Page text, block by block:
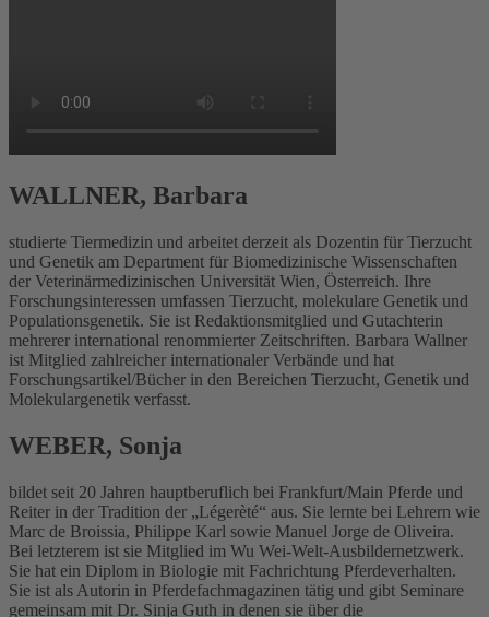
WALLNER, Barbara
studierte Tiermedizin und arbeitet derzeit als Dozentin für Tierzucht
und Genetik am Department für Biomedizinische Wissenschaften
der Veterinärmedizinischen Universität Wien, Österreich. Ihre
Forschungsinteressen umfassen Tierzucht, molekulare Genetik und
Populationsgenetik. Sie ist Redaktionsmitglied und Gutachterin
mehrerer international renommierter Zeitschriften. Barbara Wallner
ist Mitglied zahlreicher internationaler Verbände und hat
Forschungsartikel/Bücher in den Bereichen Tierzucht, Genetik und
Molekulargenetik verfasst.
WEBER, Sonja
bildet seit 20 Jahren hauptberuflich bei Frankfurt/Main Pferde und
Reiter in der Tradition der „Légerèté“ aus. Sie lernte bei Lehrern wie
Marc de Broissia, Philippe Karl sowie Manuel Jorge de Oliveira.
Bei letzterem ist sie Mitglied im Wu Wei-Welt-Ausbildernetzwerk.
Sie hat ein Diplom in Biologie mit Fachrichtung Pferdeverhalten.
Sie ist als Autorin in Pferdefachmagazinen tätig und gibt Seminare
gemeinsam mit Dr. Sinja Guth in denen sie über die